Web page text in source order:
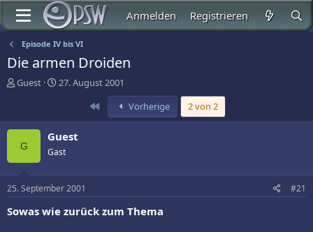
Anmelden Registrieren
Episode IV bis VI
Die armen Droiden
E
t
e
Guest
E
t
e
l
l
m
27. August 2001
Erste
Vorherige 2 von 2
G
Guest
Gast
25. September 2001 #21
Sowas wie zurück zum Thema